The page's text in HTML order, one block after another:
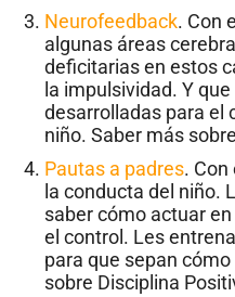
Neurofeedback. Con
algunas áreas
deficitarias en estos
la impulsividad. Y
desarrolladas para el
niño. Saber más
Pautas a padres. Con
la conducta del niño.
saber cómo actuar
el control. Les
para que sepan
sobre Disciplina